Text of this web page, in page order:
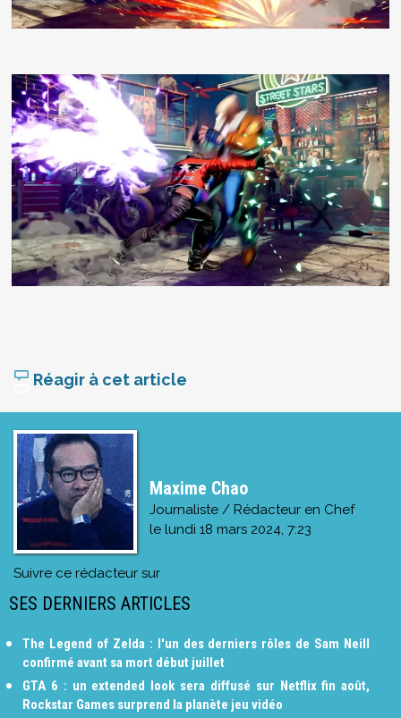
Réagir à cet article
Maxime Chao
Journaliste / Rédacteur en Chef
le lundi 18 mars 2024, 7:23
Suivre ce rédacteur sur
SES DERNIERS ARTICLES
The Legend of Zelda : l'un des derniers rôles de Sam Neill
confirmé avant sa mort début juillet
GTA 6 : un extended look sera diffusé sur Netflix fin août,
Rockstar Games surprend la planète jeu vidéo